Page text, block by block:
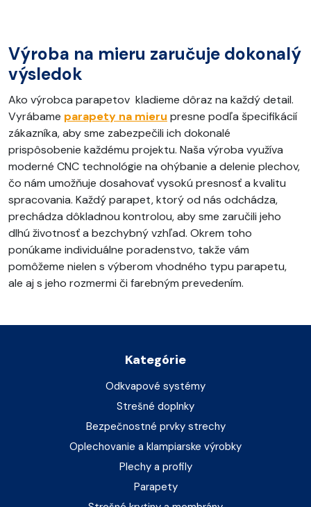
Výroba na mieru zaručuje dokonalý
výsledok
Ako výrobca parapetov kladieme dôraz na každý detail.
Vyrábame parapety na mieru presne podľa špecifikácií
zákazníka, aby sme zabezpečili ich dokonalé
prispôsobenie každému projektu. Naša výroba využíva
moderné CNC technológie na ohýbanie a delenie plechov,
čo nám umožňuje dosahovať vysokú presnosť a kvalitu
spracovania. Každý parapet, ktorý od nás odchádza,
prechádza dôkladnou kontrolou, aby sme zaručili jeho
dlhú životnosť a bezchybný vzhľad. Okrem toho
ponúkame individuálne poradenstvo, takže vám
pomôžeme nielen s výberom vhodného typu parapetu,
ale aj s jeho rozmermi či farebným prevedením.
Kategórie
Odkvapové systémy
Strešné doplnky
Bezpečnostné prvky strechy
Oplechovanie a klampiarske výrobky
Plechy a profily
Parapety